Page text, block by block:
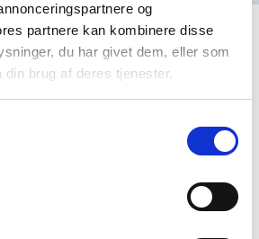
og
partnere kan kombinere disse
du har givet dem, eller som
brug af deres tjenester.
påFacebookog
Torv 202635 IshøjSekretariat tlf.43 57 76
Tilgængelighedserklæring